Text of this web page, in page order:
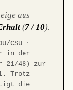
aus
(7 / 10).
CSU ·
in der
21/48) zur
Trotz
die